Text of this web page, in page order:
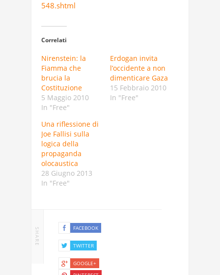
548.shtml
Correlati
Nirenstein: la
Fiamma che
brucia la
Costituzione
5 Maggio 2010
In "Free"
Erdogan invita
l’occidente a non
dimenticare Gaza
15 Febbraio 2010
In "Free"
Una riflessione di
Joe Fallisi sulla
logica della
propaganda
olocaustica
28 Giugno 2013
In "Free"
SHARE FACEBOOK
TWITTER
GOOGLE+